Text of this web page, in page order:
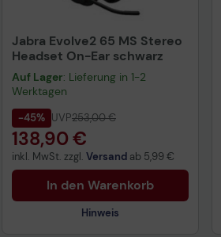
Jabra Evolve2 65 MS Stereo
Headset On-Ear schwarz
Auf Lager: Lieferung in 1-2
Werktagen
-45% UVP253,00 €
138,90 €
inkl. MwSt. zzgl. Versand ab 5,99 €
In den Warenkorb
Hinweis